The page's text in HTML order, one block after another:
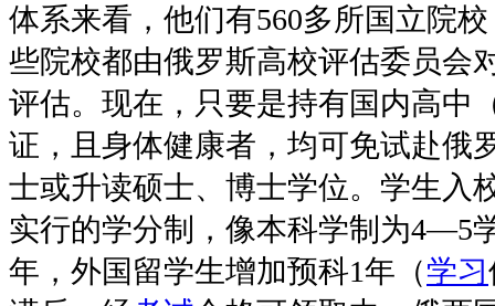
体系来看，他们有560多所国立院
些院校都由俄罗斯高校评估委员会
评估。现在，只要是持有国内高中
证，且身体健康者，均可免试赴俄
士或升读硕士、博士学位。学生入
实行的学分制，像本科学制为4—5
年，外国留学生增加预科1年（学习